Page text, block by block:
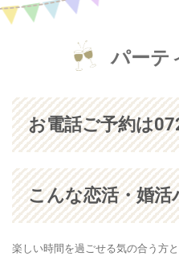
パーテ
お電話ご予約は
こんな恋活・婚
楽しい時間を過ごせる気の合う方